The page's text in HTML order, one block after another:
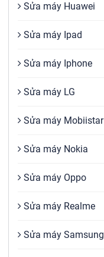
Sửa máy Huawei
Sửa máy Ipad
Sửa máy Iphone
Sửa máy LG
Sửa máy Mobiistar
Sửa máy Nokia
Sửa máy Oppo
Sửa máy Realme
Sửa máy Samsung